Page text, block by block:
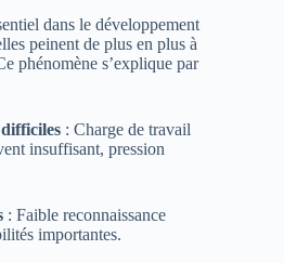
dans le développement
peinent de plus en plus à
phénomène s’explique par
: Charge de travail
insuffisant, pression
: Faible reconnaissance
importantes.